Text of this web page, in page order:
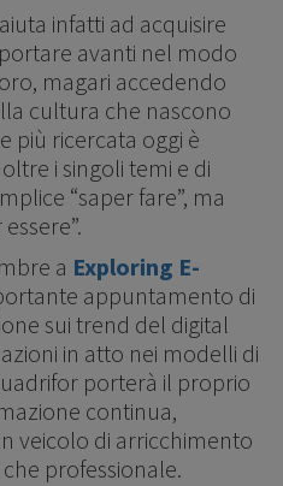
infatti ad acquisire
avanti nel modo
magari accedendo
cultura che nascono
più ricercata oggi è
i singoli temi e di
“saper fare”, ma
a Exploring E-
appuntamento di
sui trend del digital
in atto nei modelli di
porterà il proprio
continua,
veicolo di arricchimento
professionale.